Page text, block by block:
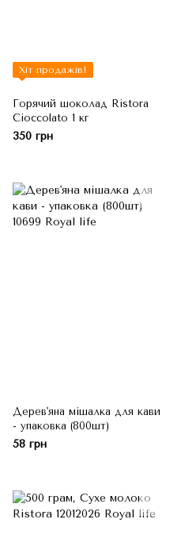
Хіт продажів!
Горячий шоколад Ristora
Cioccolato 1 кг
350 грн
Дерев'яна мішалка для кави
- упаковка (800шт)
58 грн